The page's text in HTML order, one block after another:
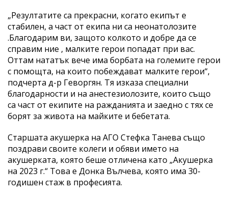
„Резултатите са прекрасни, когато екипът е
стабилен, а част от екипа ни са неонатолозите
.Благодарим ви, защото колкото и добре да се
справим ние , малките герои попадат при вас.
Оттам нататък вече има борбата на големите герои
с помощта, на които побеждават малките герои“,
подчерта д-р Геворгян. Тя изказа специални
благодарности и на анестезиолозите, които също
са част от екипите на ражданията и заедно с тях се
борят за живота на майките и бебетата.
Старшата акушерка на АГО Стефка Танева също
поздрави своите колеги и обяви името на
акушерката, която беше отличена като „Акушерка
на 2023 г.“ Това е Донка Вълчева, която има 30-
годишен стаж в професията.